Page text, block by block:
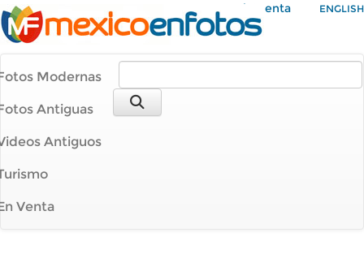
Mi Cuenta ENGLISH
Modernas
Antiguas
Antiguos
Venta